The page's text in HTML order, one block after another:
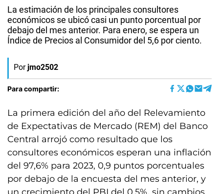
La estimación de los principales consultores
económicos se ubicó casi un punto porcentual por
debajo del mes anterior. Para enero, se espera un
Índice de Precios al Consumidor del 5,6 por ciento.
Por jmo2502
Para compartir:
La primera edición del año del Relevamiento
de Expectativas de Mercado (REM) del Banco
Central arrojó como resultado que los
consultores económicos esperan una inflación
del 97,6% para 2023, 0,9 puntos porcentuales
por debajo de la encuesta del mes anterior, y